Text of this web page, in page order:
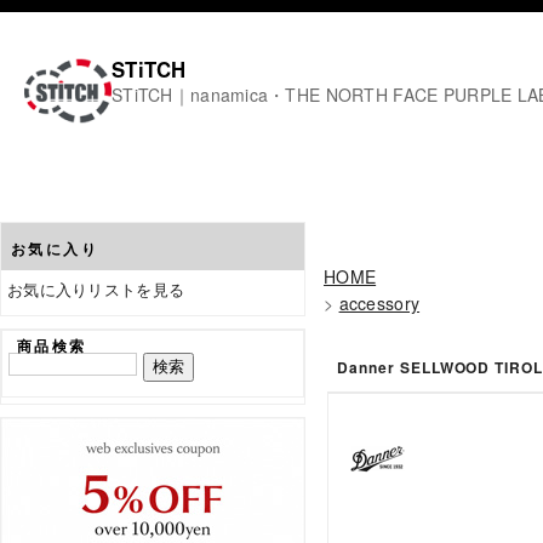
STiTCH
STiTCH｜nanamica・THE NORTH FACE PURPLE
お気に入り
お気に入りリストを見る
商品検索
HOME
> accessory
Danner SELLWOOD